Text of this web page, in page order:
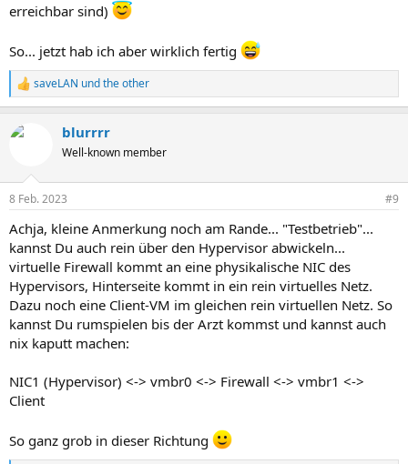
erreichbar sind)
So... jetzt hab ich aber wirklich fertig
R
e
k
e
:
saveLAN undthe other
blurrrr
Well-known member
8 Feb. 2023 #9
Achja, kleine Anmerkung noch am Rande... "Testbetrieb"...
kannst Du auch rein über den Hypervisor abwickeln...
virtuelle Firewall kommt an eine physikalische NIC des
Hypervisors, Hinterseite kommt in ein rein virtuelles Netz.
Dazu noch eine Client-VM im gleichen rein virtuellen Netz. So
kannst Du rumspielen bis der Arzt kommst und kannst auch
nix kaputt machen:
NIC1 (Hypervisor) <-> vmbr0 <-> Firewall <-> vmbr1 <->
Client
So ganz grob in dieser Richtung